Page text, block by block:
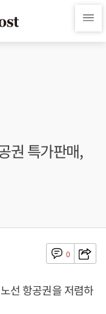
권 특가판매,
0
선 항공권을 저렴하